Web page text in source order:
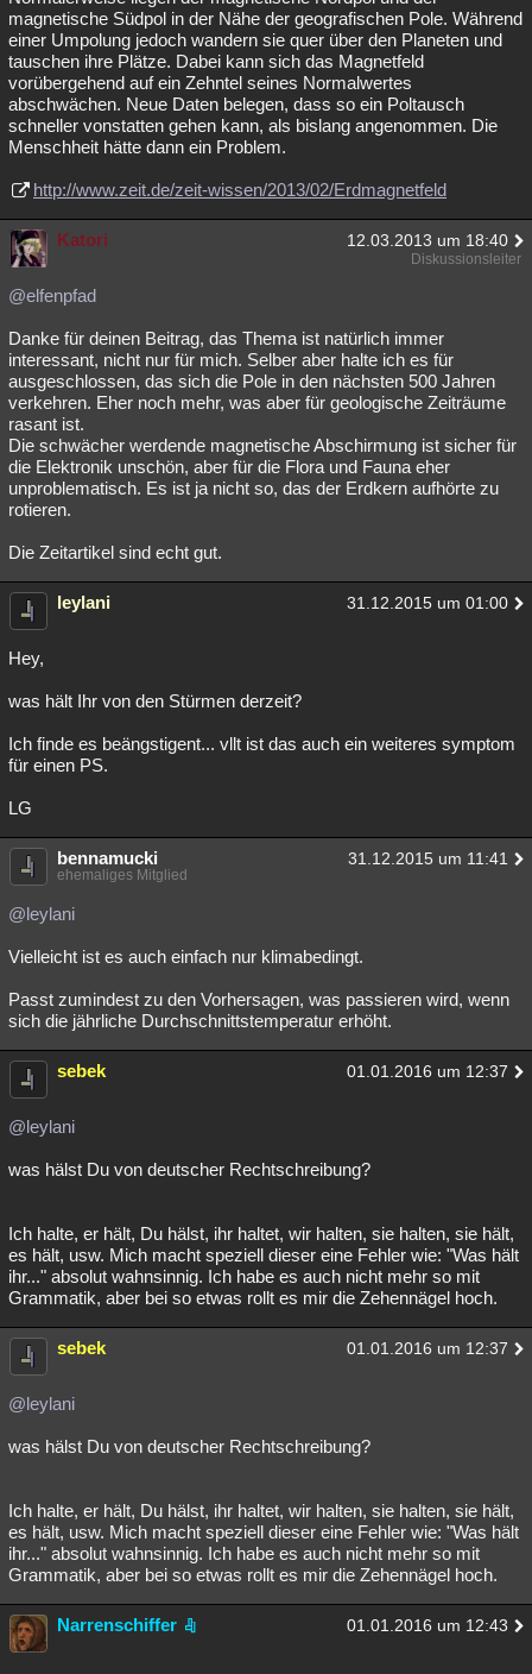
magnetische Südpol in der Nähe der geografischen Pole. Während
einer Umpolung jedoch wandern sie quer über den Planeten und
tauschen ihre Plätze. Dabei kann sich das Magnetfeld
vorübergehend auf ein Zehntel seines Normalwertes
abschwächen. Neue Daten belegen, dass so ein Poltausch
schneller vonstatten gehen kann, als bislang angenommen. Die
Menschheit hätte dann ein Problem.
http://www.zeit.de/zeit-wissen/2013/02/Erdmagnetfeld
Katori 12.03.2013 um 18:40
Diskussionsleiter
@elfenpfad
Danke für deinen Beitrag, das Thema ist natürlich immer
interessant, nicht nur für mich. Selber aber halte ich es für
ausgeschlossen, das sich die Pole in den nächsten 500 Jahren
verkehren. Eher noch mehr, was aber für geologische Zeiträume
rasant ist.
Die schwächer werdende magnetische Abschirmung ist sicher für
die Elektronik unschön, aber für die Flora und Fauna eher
unproblematisch. Es ist ja nicht so, das der Erdkern aufhörte zu
rotieren.
Die Zeitartikel sind echt gut.
leylani 31.12.2015 um 01:00
Hey,
was hält Ihr von den Stürmen derzeit?
Ich finde es beängstigent... vllt ist das auch ein weiteres symptom
für einen PS.
LG
bennamucki 31.12.2015 um 11:41
ehemaliges Mitglied
@leylani
Vielleicht ist es auch einfach nur klimabedingt.
Passt zumindest zu den Vorhersagen, was passieren wird, wenn
sich die jährliche Durchschnittstemperatur erhöht.
sebek 01.01.2016 um 12:37
@leylani
was hälst Du von deutscher Rechtschreibung?
Ich halte, er hält, Du hälst, ihr haltet, wir halten, sie halten, sie hält,
es hält, usw. Mich macht speziell dieser eine Fehler wie: "Was hält
ihr..." absolut wahnsinnig. Ich habe es auch nicht mehr so mit
Grammatik, aber bei so etwas rollt es mir die Zehennägel hoch.
sebek 01.01.2016 um 12:37
@leylani
was hälst Du von deutscher Rechtschreibung?
Ich halte, er hält, Du hälst, ihr haltet, wir halten, sie halten, sie hält,
es hält, usw. Mich macht speziell dieser eine Fehler wie: "Was hält
ihr..." absolut wahnsinnig. Ich habe es auch nicht mehr so mit
Grammatik, aber bei so etwas rollt es mir die Zehennägel hoch.
Narrenschiffer 01.01.2016 um 12:43